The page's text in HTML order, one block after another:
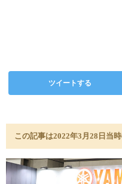
ツイートする
この記事は2022年3月28日当